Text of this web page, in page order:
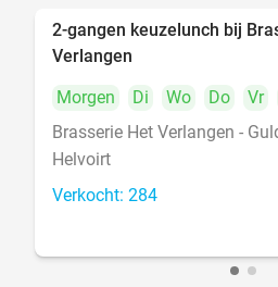
2-gangen keuzelunch bij
Verlangen
Morgen
Di Wo Do Vr
Brasserie Het Verlangen -
Helvoirt
Verkocht: 284